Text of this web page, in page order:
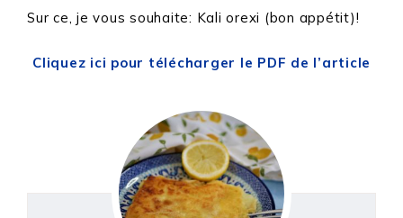
Sur ce, je vous souhaite: Kali orexi (bon appétit)!
Cliquez ici pour télécharger le PDF de l’article